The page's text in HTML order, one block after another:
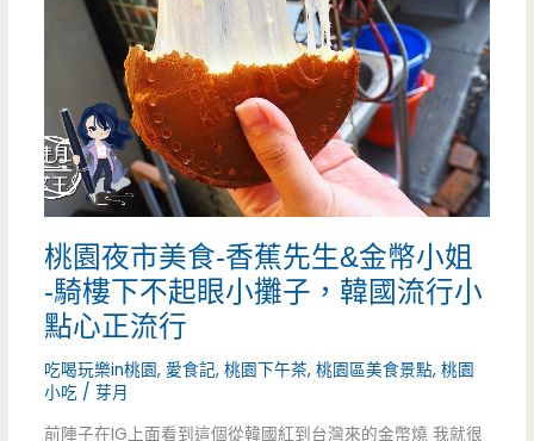
門
第
一
家
廣
腸
桃園夜市美食-香蕉先生&金幣小姐
-騎樓下不起眼小攤子，韓國流行小
點心正流行
吃喝玩樂in桃園, 愛食記,桃園下午茶,桃園區美食景點,桃園
小吃 /芽月
前陣子在IG上面看到這個從韓國紅到台灣來的金幣燒 我就很